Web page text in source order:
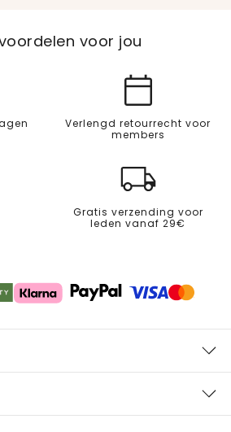
voor jou
Verlengd retourrecht voor
members
Gratis verzending voor
leden vanaf 29€